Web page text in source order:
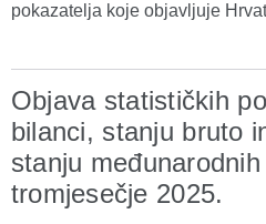
pokazatelja koje objavljuje
Objava statističkih
bilanci, stanju bruto
stanju
tromjesečje 2025.